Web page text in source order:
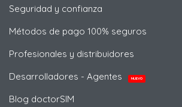
Seguridad y confianza
Métodos de pago 100% seguros
Profesionales y distribuidores
Desarrolladores - Agentes
NUEVO
Blog doctorSIM